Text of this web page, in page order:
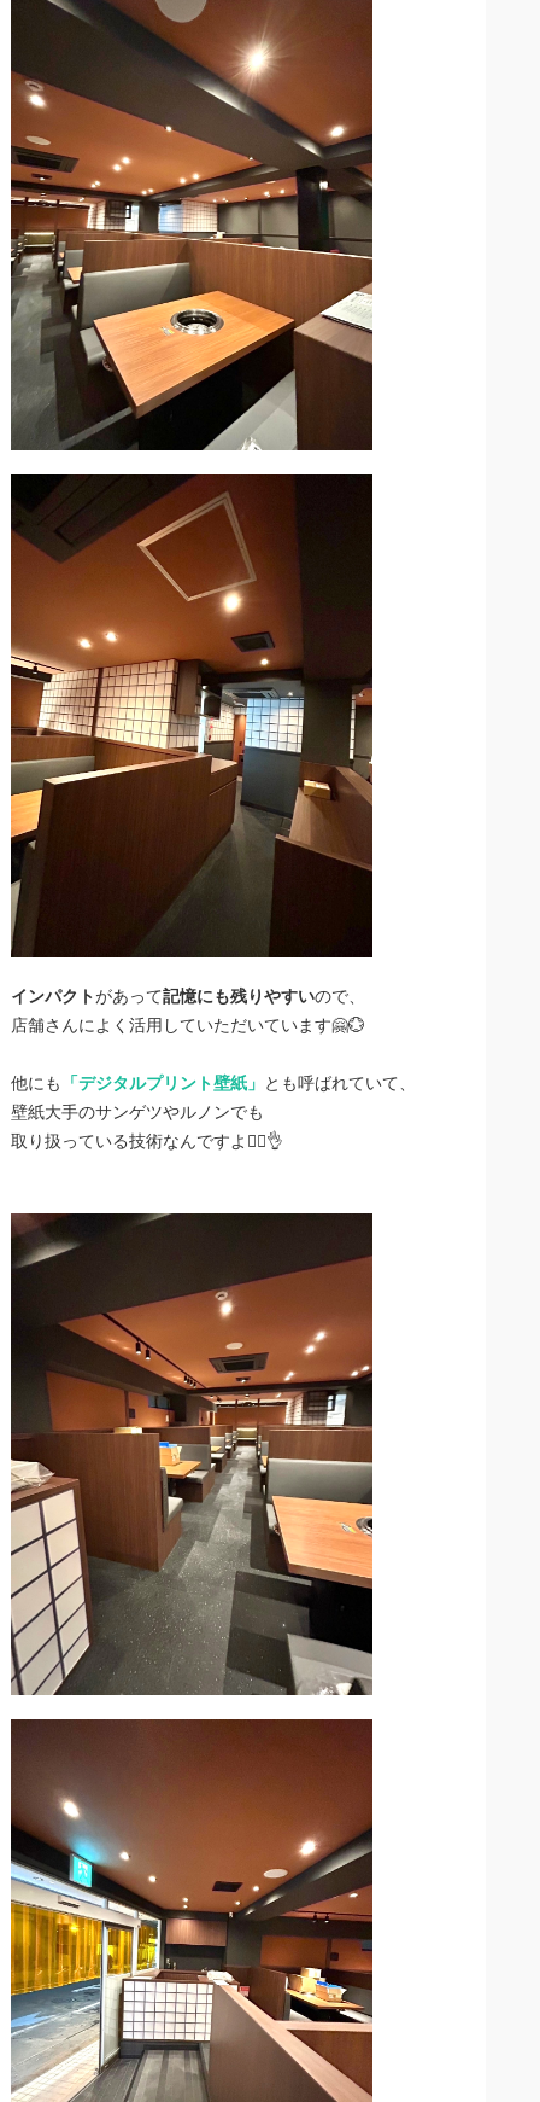
インパクトがあって記憶にも残りやすいので、
店舗さんによく活用していただいています🤗💮
他にも 「デジタルプリント壁紙」 とも呼ばれていて、
壁紙大手のサンゲツやルノンでも
取り扱っている技術なんですよ👷‍♀️👌